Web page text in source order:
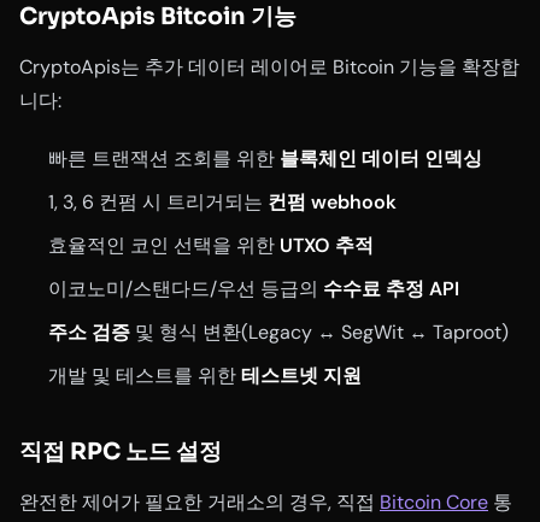
CryptoApis Bitcoin 기능
CryptoApis는 추가 데이터 레이어로 Bitcoin 기능을 확장합
니다:
빠른 트랜잭션 조회를 위한 블록체인 데이터 인덱싱
1, 3, 6 컨펌 시 트리거되는 컨펌 webhook
효율적인 코인 선택을 위한 UTXO 추적
이코노미/스탠다드/우선 등급의 수수료 추정 API
주소 검증 및 형식 변환(Legacy ↔ SegWit ↔ Taproot)
개발 및 테스트를 위한테스트넷 지원
직접 RPC 노드 설정
완전한 제어가 필요한 거래소의 경우, 직접 Bitcoin Core 통